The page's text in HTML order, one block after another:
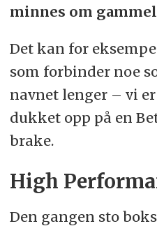
minnes om
Det kan for
som forbinder noe
navnet lenger – vi
dukket opp på en
brake.
High
Den gangen sto